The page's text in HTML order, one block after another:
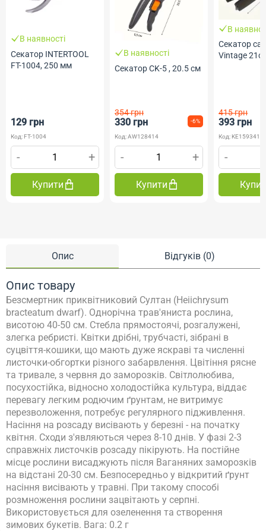
Опис Відгуків (0)
Опис товару
Безсмертник приквітниковий Султан (Heiichrysum
bracteatum dwarf). Однорічна трав'яниста рослина,
висотою 40-50 см. Стебла прямостоячі, розгалужені,
злегка ребристі. Квітки дрібні, трубчасті, зібрані в
суцвіття-кошики, що мають дуже яскраві та численні
листочки-обгортки різного забарвлення. Цвітіння рясне
та тривале, з червня до заморозків. Світлолюбива,
посухостійка, відносно холодостійка культура, віддає
перевагу легким родючим ґрунтам, не витримує
перезволоження, потребує регулярного підживлення.
Насіння на розсаду висівають у березні - на початку
квітня. Сходи з'являються через 8-10 днів. У фазі 2-3
справжніх листочків розсаду пікірують. На постійне
місце рослини висаджують після Ваганяних заморозків
на відстані 20-30 см. Безпосередньо у відкритий ґрунт
насіння висівають у травні. При такому способі
розмноження рослини зацвітають у серпні.
Використовується для озеленення та створення
зимових букетів. Вага: 0.2 г
В наявності
Секатор INTERTOOL
FT-1004, 250 мм
129 грн
Код: FT-1004
- +
Купити
В наявності
Сeкатор CK-5 , 20.5 см
354 грн
330 грн -6%
Код: AW128414
- +
Купити
В
Секатор
Vintage
415 грн
393 грн
Код: KE159341
-